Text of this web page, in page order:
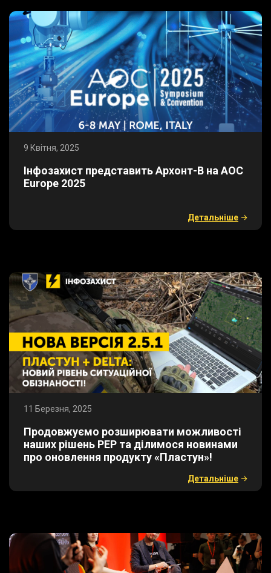
9 Квітня, 2025
​Інфозахист представить Архонт-В на AOC
Europe 2025
Детальнiше
11 Березня, 2025
​Продовжуємо розширювати можливості
наших рішень РЕР та ділимося новинами
про оновлення продукту «Пластун»!
Детальнiше